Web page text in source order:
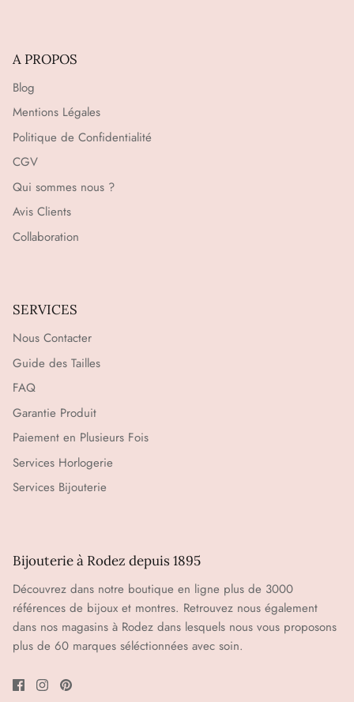
A PROPOS
Blog
Mentions Légales
Politique de Confidentialité
CGV
Qui sommes nous ?
Avis Clients
Collaboration
SERVICES
Nous Contacter
Guide des Tailles
FAQ
Garantie Produit
Paiement en Plusieurs Fois
Services Horlogerie
Services Bijouterie
Bijouterie à Rodez depuis 1895
Découvrez dans notre boutique en ligne plus de 3000
références de bijoux et montres. Retrouvez nous également
dans nos magasins à Rodez dans lesquels nous vous proposons
plus de 60 marques séléctionnées avec soin.